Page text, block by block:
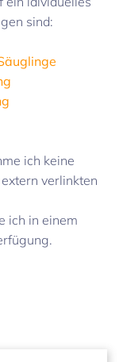
sind:
ich keine
verlinkten
ich in einem